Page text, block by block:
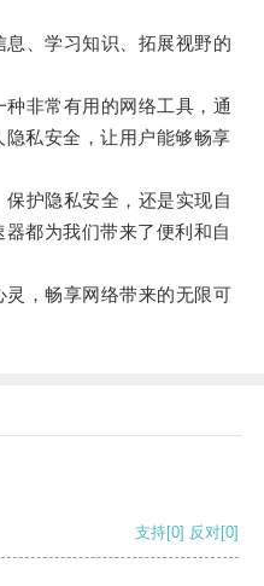
、学习知识、拓展视野的
非常有用的网络工具，通
私安全，让用户能够畅享
护隐私安全，还是实现自
都为我们带来了便利和自
，畅享网络带来的无限可
支持[0] 反对[0]